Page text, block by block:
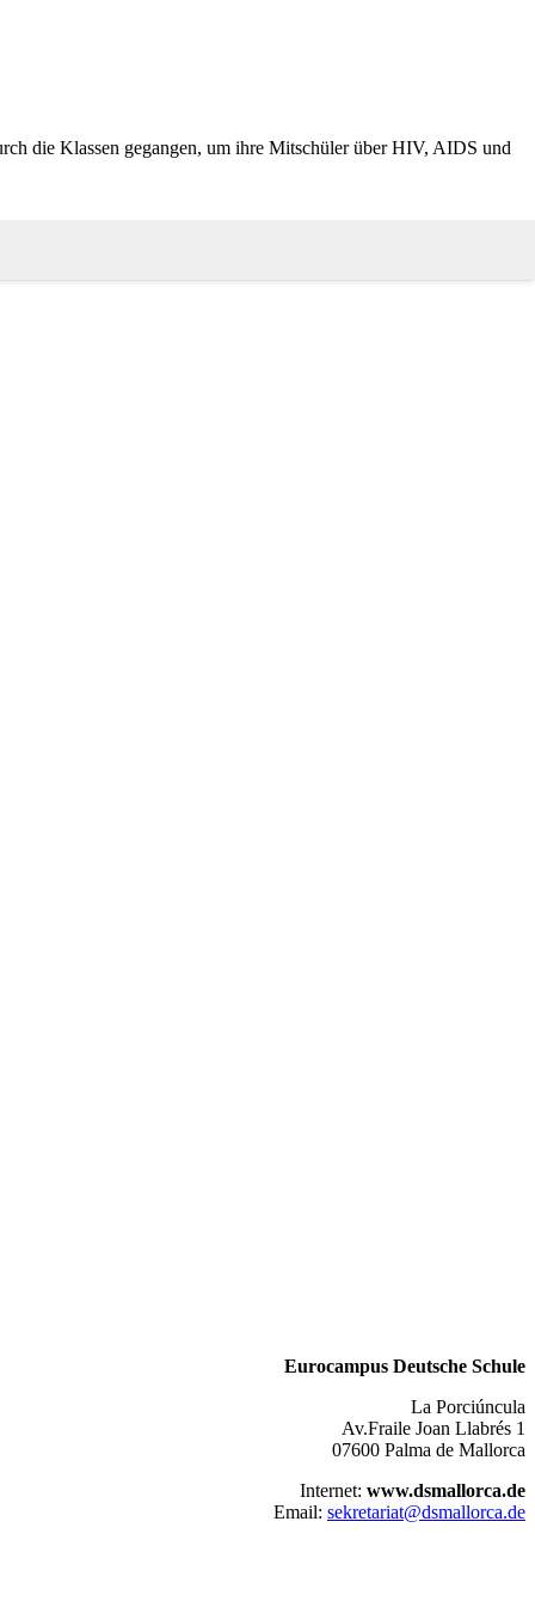
die Klassen gegangen, um ihre Mitschüler über HIV, AIDS und
Eurocampus Deutsche Schule
La Porciúncula
Av.Fraile Joan Llabrés 1
07600 Palma de Mallorca
Internet: www.dsmallorca.de
Email: sekretariat@dsmallorca.de